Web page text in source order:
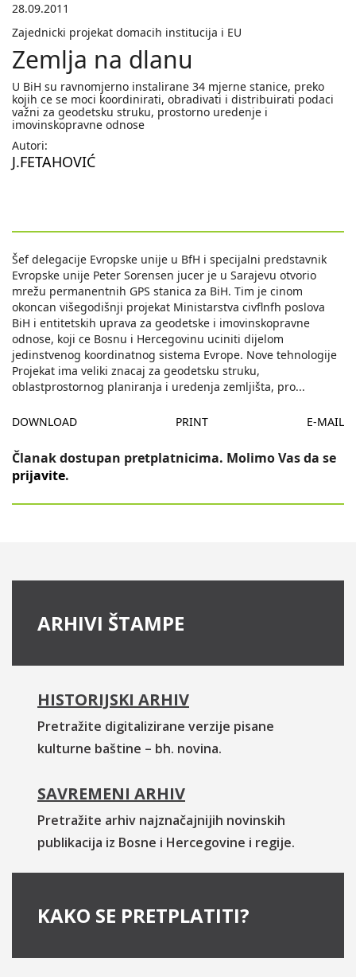
28.09.2011
Zajednicki projekat domacih institucija i EU
Zemlja na dlanu
U BiH su ravnomjerno instalirane 34 mjerne stanice, preko
kojih ce se moci koordinirati, obradivati i distribuirati podaci
važni za geodetsku struku, prostorno uredenje i
imovinskopravne odnose
Autori:
J.FETAHOVIĆ
Šef delegacije Evropske unije u BfH i specijalni predstavnik
Evropske unije Peter Sorensen jucer je u Sarajevu otvorio
mrežu permanentnih GPS stanica za BiH. Tim je cinom
okoncan višegodišnji projekat Ministarstva civflnfh poslova
BiH i entitetskih uprava za geodetske i imovinskopravne
odnose, koji ce Bosnu i Hercegovinu uciniti dijelom
jedinstvenog koordinatnog sistema Evrope. Nove tehnologije
Projekat ima veliki znacaj za geodetsku struku,
oblastprostornog planiranja i uredenja zemljišta, pro...
DOWNLOAD PRINT E-MAIL
Članak dostupan pretplatnicima. Molimo Vas da se
prijavite.
ARHIVI ŠTAMPE
HISTORIJSKI ARHIV
Pretražite digitalizirane verzije pisane
kulturne baštine – bh. novina.
SAVREMENI ARHIV
Pretražite arhiv najznačajnijih novinskih
publikacija iz Bosne i Hercegovine i regije.
KAKO SE PRETPLATITI?